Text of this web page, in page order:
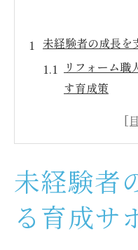
未経験者の成長を
リフォーム職
す育成策
未経験者の
ポイント
人材育成で大
未経験者の安
未経験者
る育成サ